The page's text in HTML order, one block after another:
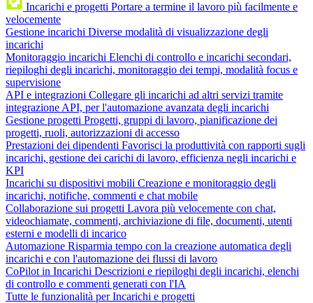
Incarichi e progetti Portare a termine il lavoro più facilmente e
velocemente
Gestione incarichi Diverse modalità di visualizzazione degli
incarichi
Monitoraggio incarichi Elenchi di controllo e incarichi secondari,
riepiloghi degli incarichi, monitoraggio dei tempi, modalità focus e
supervisione
API e integrazioni Collegare gli incarichi ad altri servizi tramite
integrazione API, per l'automazione avanzata degli incarichi
Gestione progetti Progetti, gruppi di lavoro, pianificazione dei
progetti, ruoli, autorizzazioni di accesso
Prestazioni dei dipendenti Favorisci la produttività con rapporti sugli
incarichi, gestione dei carichi di lavoro, efficienza negli incarichi e
KPI
Incarichi su dispositivi mobili Creazione e monitoraggio degli
incarichi, notifiche, commenti e chat mobile
Collaborazione sui progetti Lavora più velocemente con chat,
videochiamate, commenti, archiviazione di file, documenti, utenti
esterni e modelli di incarico
Automazione Risparmia tempo con la creazione automatica degli
incarichi e con l'automazione dei flussi di lavoro
CoPilot in Incarichi Descrizioni e riepiloghi degli incarichi, elenchi
di controllo e commenti generati con l'IA
Tutte le funzionalità per Incarichi e progetti